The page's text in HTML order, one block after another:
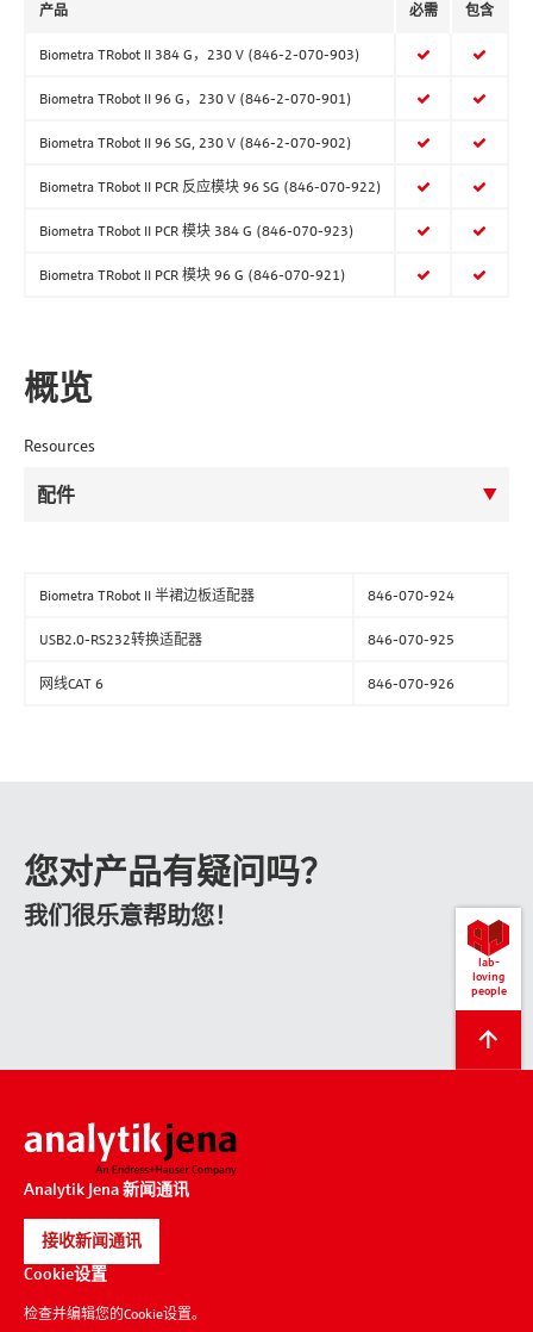
产品 必需 包含
Biometra TRobot II 384 G，230 V (846-2-070-903)
Biometra TRobot II 96 G，230 V (846-2-070-901)
Biometra TRobot II 96 SG, 230 V (846-2-070-902)
Biometra TRobot II PCR 反应模块 96 SG (846-070-922)
Biometra TRobot II PCR 模块 384 G (846-070-923)
Biometra TRobot II PCR 模块 96 G (846-070-921)
概览
Resources
Biometra TRobot II 半裙边板适配器 846-070-924
USB2.0-RS232转换适配器 846-070-925
网线CAT 6 846-070-926
您对产品有疑问吗？
我们很乐意帮助您！
lab-
loving
people
回
顶
Analytik Jena 新闻通讯
接收新闻通讯
Cookie设置
检查并编辑您的Cookie设置。